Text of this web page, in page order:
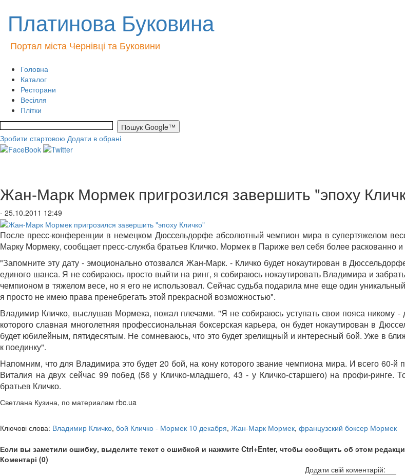
Платинова Буковина
Портал міста Чернівці та Буковини
Головна
Каталог
Ресторани
Весілля
Плітки
Зробити стартовою Додати в обрані
Жан-Марк Мормек пригрозился завершить "эпоху
- 25.10.2011 12:49
После пресс-конференции в немецком Дюссельдорфе абсолютный чемпион мира в супертяжелом
Марку Мормеку, сообщает пресс-служба братьев Кличко. Мормек в Париже вел себя более раскованно
"Запомните эту дату - эмоционально отозвался Жан-Марк. - Кличко будет нокаутирован в
единого шанса. Я не собираюсь просто выйти на ринг, я собираюсь нокаутировать Владимира и
чемпионом в тяжелом весе, но я его не использовал. Сейчас судьба подарила мне еще один
я просто не имею права пренебрегать этой прекрасной возможностью".
Владимир Кличко, выслушав Мормека, пожал плечами. "Я не собираюсь уступать свои пояса
которого славная многолетняя профессиональная боксерская карьера, он будет нокаутирован в
будет юбилейным, пятидесятым. Не сомневаюсь, что это будет зрелищный и интересный бой. Уже в
к поединку".
Напомним, что для Владимира это будет 20 бой, на кону которого звание чемпиона мира. И всего 60-
Виталия на двух сейчас 99 побед (56 у Кличко-младшего, 43 - у Кличко-старшего) на профи-
братьев Кличко.
Светлана Кузина, по материалам rbc.ua
Ключові слова: Владимир Кличко, бой Кличко - Мормек 10 декабря, Жан-Марк Мормек, французский боксер Мормек
Если вы заметили ошибку, выделите текст с ошибкой и нажмите Ctrl+Enter, чтобы сообщить об этом
Коментарі (0)
Додати свій коментарій: